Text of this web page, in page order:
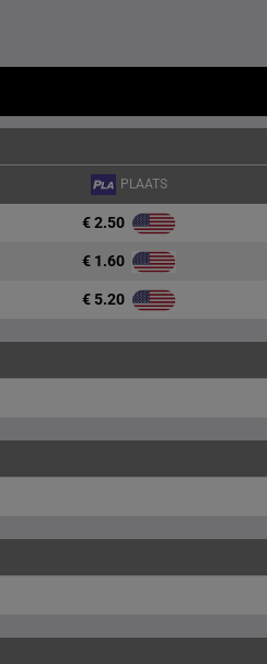
PLAATS
€ 2.50
€ 1.60
€ 5.20